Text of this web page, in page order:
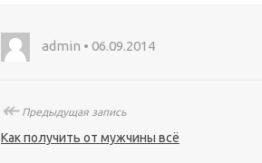
admin • 06.09.2014
↞Предыдущая запись
Как получить от мужчины всё